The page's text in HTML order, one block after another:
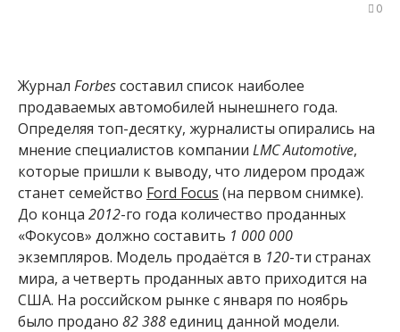
0
Журнал Forbesсоставил список наиболее
продаваемых автомобилей нынешнего года.
Определяя топ-десятку, журналисты опирались на
мнение специалистов компании LMC Automotive,
которые пришли к выводу, что лидером продаж
станет семейство Ford Focus (на первом снимке).
До конца 2012-го года количество проданных
«Фокусов» должно составить 1 000 000
экземпляров. Модель продаётся в 120-ти странах
мира, а четверть проданных авто приходится на
США. На российском рынке с января по ноябрь
было продано 82 388единиц данной модели.